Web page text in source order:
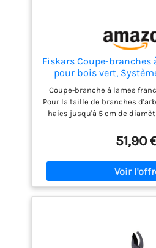
Fiskars Coupe-branches
pour bois vert,
PowerGear II,
Diamètre de coupe: 5
Longueur: 70 cm,
1000584
Coupe-branche à lames
Pour la taille de branches
haies jusqu'à 5 cm de
manche léger avec poignées
de fibre de verre Coupe
Revêtement antiadhésif sur la
lisse et propre,
branche grâce à la contre-
réduit et performances de
grâce au système de
Acier inoxydable, Affûtage et
de la lame de coupe,
séparément dans le kit
51,90